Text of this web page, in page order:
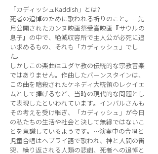
「カディッシュKaddish」とは?
死者の追悼のために歌われる祈りのこと。…先
月公開されたカンヌ映画祭受賞映画『サウルの
息子』の中で、絶滅収容所で主人公が必死に追
い求めるもの、それも「カディッシュ」でし
た。
しかしこの楽曲はユダヤ教の伝統的な宗教音楽
ではありません。作曲したバーンスタインは、
この曲を暗殺されたケネディ大統領のレクイエ
ムとして捧げるなど、当時の現代的な問題とし
て表現したといわれています。インバルさんも
その考えを受け継ぎ、「カディッシュ」が今日
の私たちの生活や社会と決して無縁ではないこ
とを意識しているようです。…演奏中の合唱と
児童合唱はヘブライ語で歌われ、神と人間の衝
突、繰り返される人類の悲劇、死者への追悼と